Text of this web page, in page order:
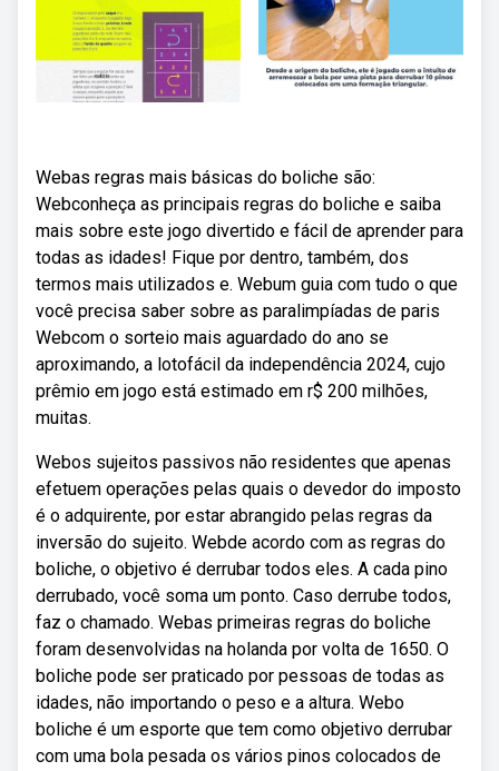
Webas regras mais básicas do boliche são:
Webconheça as principais regras do boliche e saiba
mais sobre este jogo divertido e fácil de aprender para
todas as idades! Fique por dentro, também, dos
termos mais utilizados e. Webum guia com tudo o que
você precisa saber sobre as paralimpíadas de paris
Webcom o sorteio mais aguardado do ano se
aproximando, a lotofácil da independência 2024, cujo
prêmio em jogo está estimado em r$ 200 milhões,
muitas.
Webos sujeitos passivos não residentes que apenas
efetuem operações pelas quais o devedor do imposto
é o adquirente, por estar abrangido pelas regras da
inversão do sujeito. Webde acordo com as regras do
boliche, o objetivo é derrubar todos eles. A cada pino
derrubado, você soma um ponto. Caso derrube todos,
faz o chamado. Webas primeiras regras do boliche
foram desenvolvidas na holanda por volta de 1650. O
boliche pode ser praticado por pessoas de todas as
idades, não importando o peso e a altura. Webo
boliche é um esporte que tem como objetivo derrubar
com uma bola pesada os vários pinos colocados de